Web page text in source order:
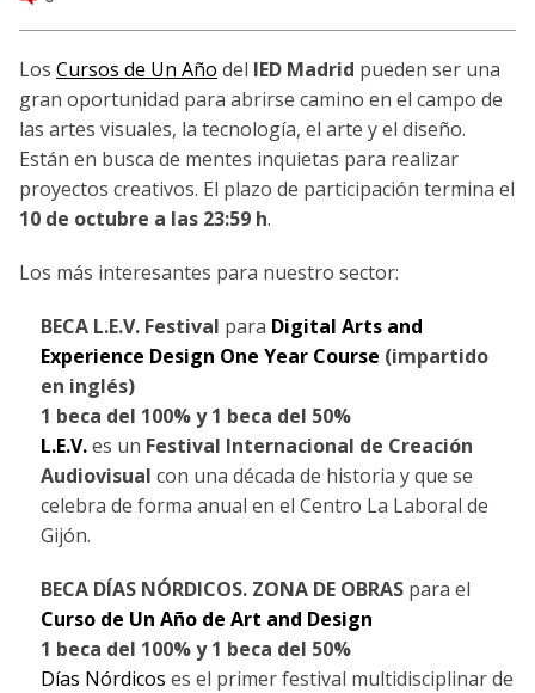
Contacto
Entrar
Los Cursos de Un Año del IED Madrid pueden ser una
gran oportunidad para abrirse camino en el campo de
las artes visuales, la tecnología, el arte y el diseño.
Están en busca de mentes inquietas para realizar
proyectos creativos. El plazo de participación termina el
10 de octubre a las 23:59 h.
Los más interesantes para nuestro sector:
BECA L.E.V. Festival para Digital Arts and
Experience Design One Year Course (impartido
en inglés)
1 beca del 100% y 1 beca del 50%
L.E.V. es un Festival Internacional de Creación
Audiovisual con una década de historia y que se
celebra de forma anual en el Centro La Laboral de
Gijón.
BECA DÍAS NÓRDICOS. ZONA DE OBRAS para el
Curso de Un Año de Art and Design
1 beca del 100% y 1 beca del 50%
Días Nórdicos es el primer festival multidisciplinar de